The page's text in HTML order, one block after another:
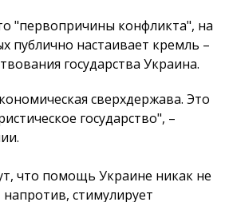
"первопричины конфликта", на
публично настаивает кремль –
государства Украина.
сверхдержава. Это
государство", –
что помощь Украине никак не
стимулирует